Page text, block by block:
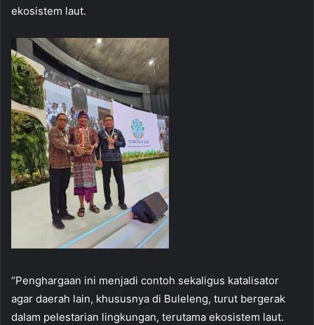
ekosistem laut.
“Penghargaan ini menjadi contoh sekaligus katalisator
agar daerah lain, khususnya di Buleleng, turut bergerak
dalam pelestarian lingkungan, terutama ekosistem laut.